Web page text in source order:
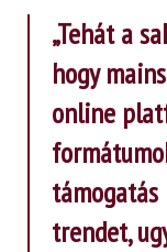
„Tehát a
hogy
online
trendet,